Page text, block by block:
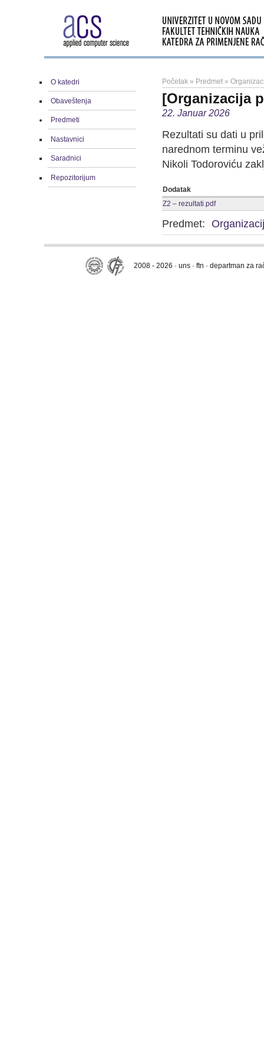
O katedri
Obaveštenja
Predmeti
Nastavnici
Saradnici
Repozitorijum
Početak » Predmet »
[Organizacija
22. Januar 2026
Rezultati su dati u
narednom terminu
Nikoli Todoroviću
Dodatak
Z2 – rezultati.pdf
Predmet:
2008 - 2026 · uns · ftn · departman za